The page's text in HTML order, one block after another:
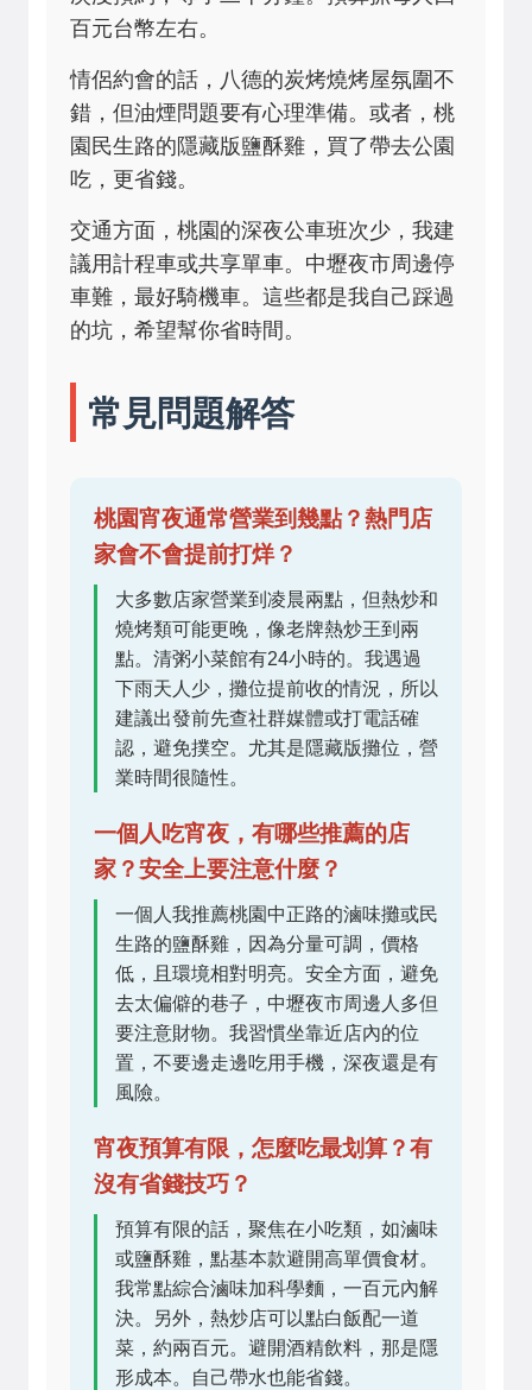
百元台幣左右。
情侶約會的話，八德的炭烤燒烤屋氛圍不
錯，但油煙問題要有心理準備。或者，桃
園民生路的隱藏版鹽酥雞，買了帶去公園
吃，更省錢。
交通方面，桃園的深夜公車班次少，我建
議用計程車或共享單車。中壢夜市周邊停
車難，最好騎機車。這些都是我自己踩過
的坑，希望幫你省時間。
常見問題解答
桃園宵夜通常營業到幾點？熱門店
家會不會提前打烊？
大多數店家營業到凌晨兩點，但熱炒和
燒烤類可能更晚，像老牌熱炒王到兩
點。清粥小菜館有24小時的。我遇過
下雨天人少，攤位提前收的情況，所以
建議出發前先查社群媒體或打電話確
認，避免撲空。尤其是隱藏版攤位，營
業時間很隨性。
一個人吃宵夜，有哪些推薦的店
家？安全上要注意什麼？
一個人我推薦桃園中正路的滷味攤或民
生路的鹽酥雞，因為分量可調，價格
低，且環境相對明亮。安全方面，避免
去太偏僻的巷子，中壢夜市周邊人多但
要注意財物。我習慣坐靠近店內的位
置，不要邊走邊吃用手機，深夜還是有
風險。
宵夜預算有限，怎麼吃最划算？有
沒有省錢技巧？
預算有限的話，聚焦在小吃類，如滷味
或鹽酥雞，點基本款避開高單價食材。
我常點綜合滷味加科學麵，一百元內解
決。另外，熱炒店可以點白飯配一道
菜，約兩百元。避開酒精飲料，那是隱
形成本。自己帶水也能省錢。